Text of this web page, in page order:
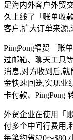
足海内外客户外贸
久上线了「账单收
客户,扩大订单来源,
PingPong福贸「账
过邮箱、聊天工具
消息,对方收到后,就
金快速回笼,实现业
卡付款、PingPong
外贸企业在使用「
付多个中间行费用,
每笔约省$20～$80,